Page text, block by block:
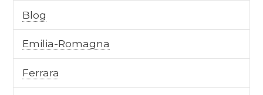
Blog
Emilia-Romagna
Ferrara